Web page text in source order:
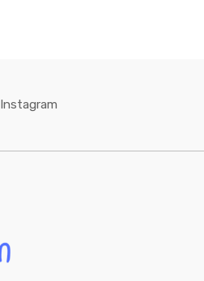
Instagram